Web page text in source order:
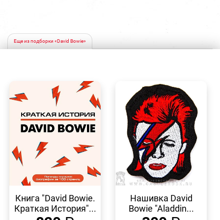
Еще из подборки «David Bowie»
ПРОСМОТР
Книга "David Bowie.
Краткая История"...
ПРОСМОТР
Нашивка David
Bowie "Aladdin...